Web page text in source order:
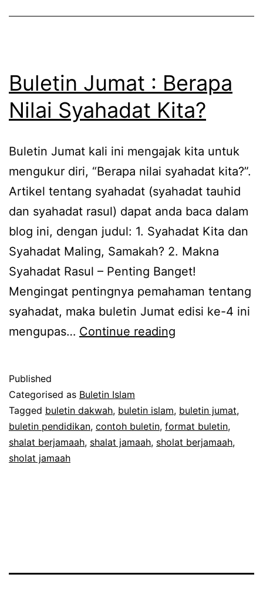
Buletin Jumat : Berapa
Nilai Syahadat Kita?
Buletin Jumat kali ini mengajak kita untuk
mengukur diri, “Berapa nilai syahadat kita?”.
Artikel tentang syahadat (syahadat tauhid
dan syahadat rasul) dapat anda baca dalam
blog ini, dengan judul: 1. Syahadat Kita dan
Syahadat Maling, Samakah? 2. Makna
Syahadat Rasul – Penting Banget!
Mengingat pentingnya pemahaman tentang
syahadat, maka buletin Jumat edisi ke-4 ini
mengupas… Continue reading
Nilai
Syahadat
Kita?
Published
Categorised as Buletin Islam
Tagged buletin dakwah, buletin islam, buletin jumat,
buletin pendidikan, contoh buletin, format buletin,
shalat berjamaah, shalat jamaah, sholat berjamaah,
sholat jamaah